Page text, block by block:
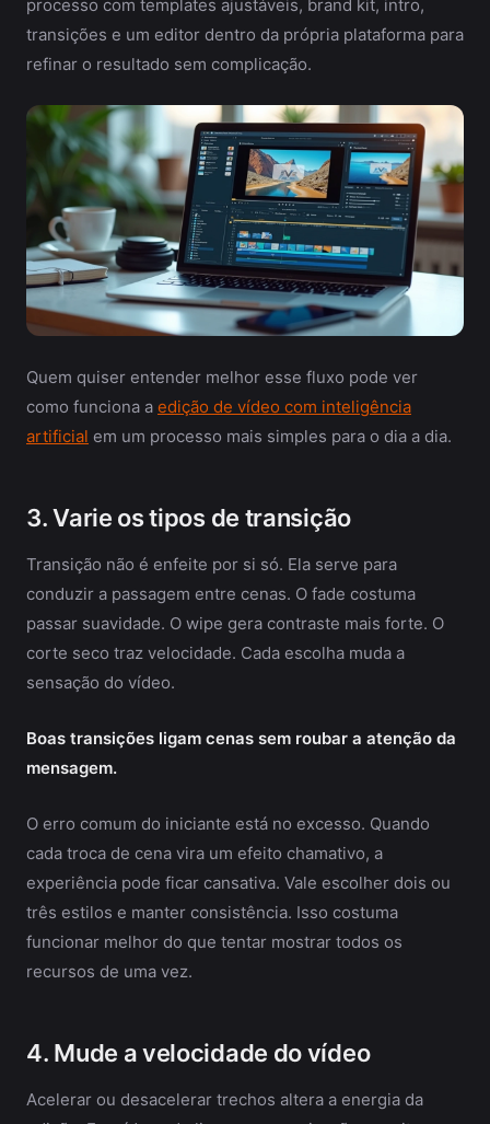
processo com templates ajustáveis, brand kit, intro,
transições e um editor dentro da própria plataforma para
refinar o resultado sem complicação.
Quem quiser entender melhor esse fluxo pode ver
como funciona a edição de vídeo com inteligência
artificial em um processo mais simples para o dia a dia.
3. Varie os tipos de transição
Transição não é enfeite por si só. Ela serve para
conduzir a passagem entre cenas. O fade costuma
passar suavidade. O wipe gera contraste mais forte. O
corte seco traz velocidade. Cada escolha muda a
sensação do vídeo.
Boas transições ligam cenas sem roubar a atenção da
mensagem.
O erro comum do iniciante está no excesso. Quando
cada troca de cena vira um efeito chamativo, a
experiência pode ficar cansativa. Vale escolher dois ou
três estilos e manter consistência. Isso costuma
funcionar melhor do que tentar mostrar todos os
recursos de uma vez.
4. Mude a velocidade do vídeo
Acelerar ou desacelerar trechos altera a energia da